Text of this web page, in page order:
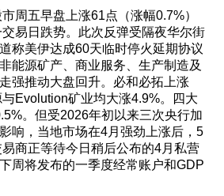
周五早盘上涨61点（涨幅0.7%）
易日跌势。此次反弹受隔夜华尔街
称美伊达成60天临时停火延期协议
能源矿产、商业服务、生产制造及
强推动大盘回升。必和必拓上涨
Evolution矿业均大涨4.9%。四大
。但受2026年初以来三次央行加
响，当地市场在4月强劲上涨后，5
商正等待今日稍后公布的4月私营
周将发布的一季度经常账户和GDP